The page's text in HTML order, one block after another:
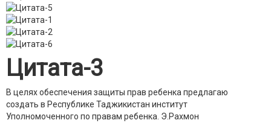
Цитата-3
В целях обеспечения защиты прав ребенка предлагаю
создать в Республике Таджикистан институт
Уполномоченного по правам ребенка. Э.Рахмон